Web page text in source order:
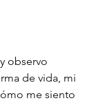
observo
de vida, mi
me siento